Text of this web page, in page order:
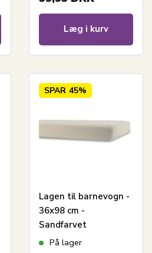
Læg i kurv
SPAR 45%
Lagen til barnevogn -
36x98 cm -
Sandfarvet
stræklagen - 100%
På lager